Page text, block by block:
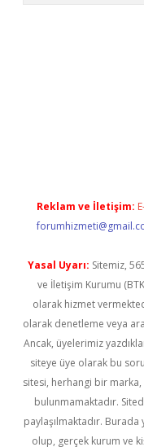
Reklam ve İletişim:
Yasal Uyarı: Sitemiz,
ve İletişim Kurumu
olarak hizmet
olarak denetleme veya
Ancak, üyelerimiz
siteye üye olarak bu
sitesi, herhangi bir marka,
bulunmamaktadır.
paylaşılmaktadır.
olup, gerçek kurum ve